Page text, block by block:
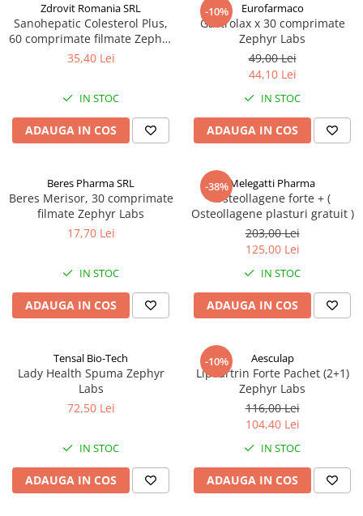
Zdrovit Romania SRL
Sanohepatic Colesterol Plus,
60 comprimate filmate Zephyr
Labs
35,40 Lei
IN STOC
ADAUGA IN COS
-10% Eurofarmaco
Gastrolax x 30 comprimate
Zephyr Labs
49,00 Lei
44,10 Lei
IN STOC
ADAUGA IN COS
Beres Pharma SRL
Beres Merisor, 30 comprimate
filmate Zephyr Labs
17,70 Lei
IN STOC
ADAUGA IN COS
-38%Melegatti Pharma
Osteollagene forte + (
Osteollagene plasturi gratuit )
203,00 Lei
125,00 Lei
IN STOC
ADAUGA IN COS
Tensal Bio-Tech
Lady Health Spuma Zephyr
Labs
72,50 Lei
IN STOC
ADAUGA IN COS
-10% Aesculap
Lipoartrin Forte Pachet (2+1)
Zephyr Labs
116,00 Lei
104,40 Lei
IN STOC
ADAUGA IN COS